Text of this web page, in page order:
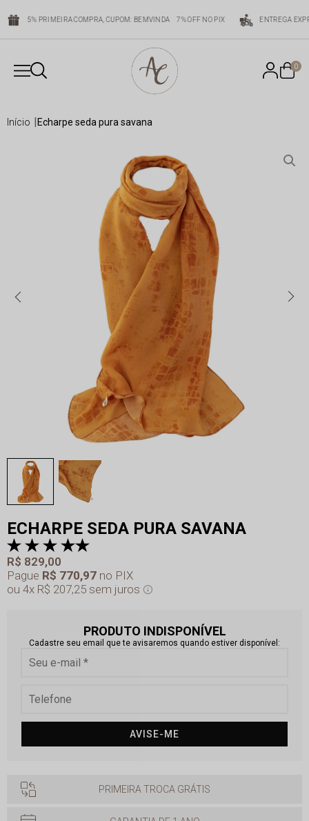
5% PRIMEIRA COMPRA, CUPOM: BEMVINDA 7% OFF NO PIX ENTREGA
0
início echarpe seda pura savana
ECHARPE SEDA PURA SAVANA
Pague R$ 770,97no PIX
R$ 829,00
4x R$ 207,25 sem juros
PRODUTO INDISPONÍVEL
Cadastre seu email que te avisaremos quando estiver disponível:
AVISE-ME
PRIMEIRA TROCA GRÁTIS